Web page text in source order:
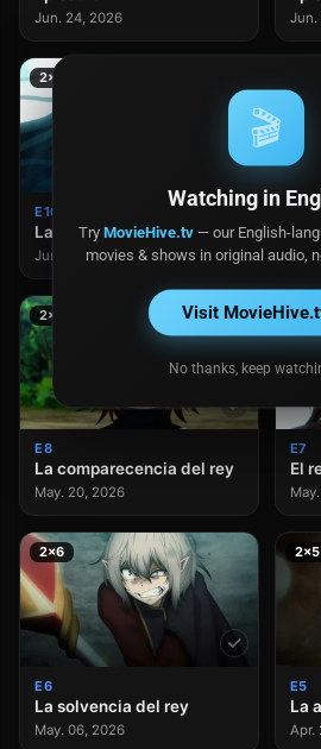
Jun. 24, 2026 Jun.
2×10
E10
Las negociaciones del rey
Jun. 03, 2026
E9
El
2×8
E8
La comparecencia del rey
May. 20, 2026
2×7
E7
El
2×6
E6
La solvencia del rey
May. 06, 2026
2×5
E5
La
Apr.
🎬
Watching in
Try MovieHive.tv— our English-
movies & shows in original audio,
Visit
No thanks, keep